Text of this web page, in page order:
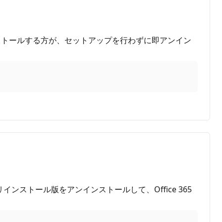
ールする方が、セットアップを行わずに即アンイン
ンストール版をアンインストールして、Office 365